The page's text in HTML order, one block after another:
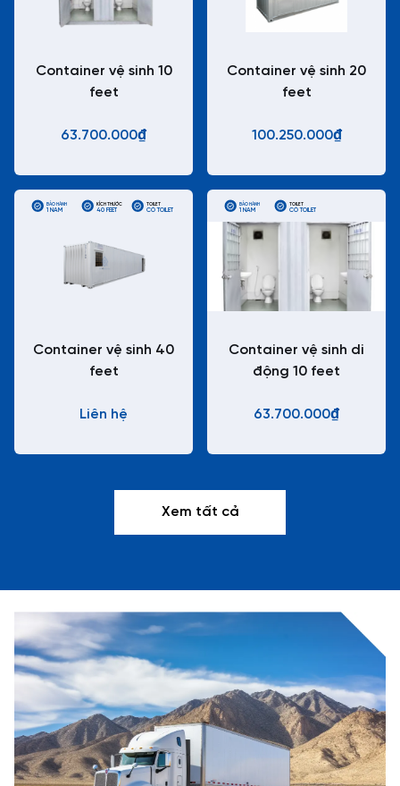
Container vệ sinh 10
feet
63.700.000₫
Container vệ sinh 20
feet
100.250.000₫
BẢO HÀNH
1 NĂM
KÍCH THƯỚC
40 FEET
TOILET
CÓ TOILET
Container vệ sinh 40
feet
Liên hệ
BẢO HÀNH
1 NĂM
TOILET
CÓ TOILET
Container vệ sinh di
động 10 feet
63.700.000₫
Xem tất cả